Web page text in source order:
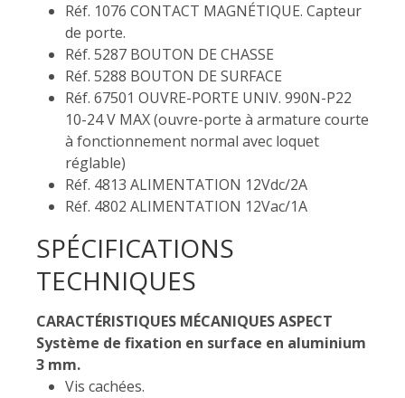
Réf. 1076 CONTACT MAGNÉTIQUE. Capteur
de porte.
Réf. 5287 BOUTON DE CHASSE
Réf. 5288 BOUTON DE SURFACE
Réf. 67501 OUVRE-PORTE UNIV. 990N-P22
10-24 V MAX (ouvre-porte à armature courte
à fonctionnement normal avec loquet
réglable)
Réf. 4813 ALIMENTATION 12Vdc/2A
Réf. 4802 ALIMENTATION 12Vac/1A
SPÉCIFICATIONS
TECHNIQUES
CARACTÉRISTIQUES MÉCANIQUES ASPECT
Système de fixation en surface en aluminium
3 mm.
Vis cachées.